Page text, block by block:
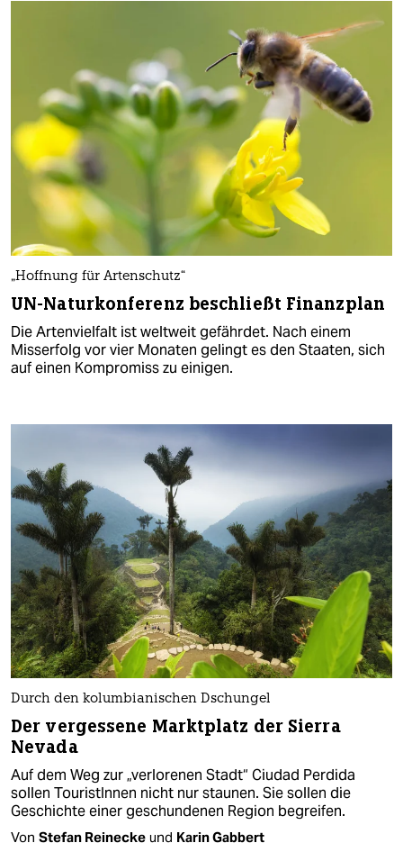
„Hoffnung für Artenschutz“
UN-Naturkonferenz beschließt Finanzplan
Die Artenvielfalt ist weltweit gefährdet. Nach einem
Misserfolg vor vier Monaten gelingt es den Staaten, sich
auf einen Kompromiss zu einigen.
Durch den kolumbianischen Dschungel
Der vergessene Marktplatz der Sierra
Nevada
Auf dem Weg zur „verlorenen Stadt“ Ciudad Perdida
sollen TouristInnen nicht nur staunen. Sie sollen die
Geschichte einer geschundenen Region begreifen.
Von Stefan Reinecke und Karin Gabbert